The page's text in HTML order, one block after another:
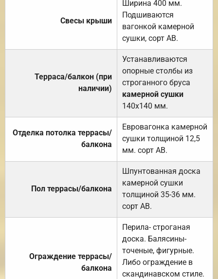
Свесы крыши
Ширина 400 мм.
Подшиваются
вагонкой камерной
сушки, сорт АВ.
Терраса/балкон (при
наличии)
Устанавливаются
опорные столбы из
строганного бруса
камерной сушки
140х140 мм.
Отделка потолка террасы/
балкона
Евровагонка камерной
сушки толщиной 12,5
мм. сорт АВ.
Пол террасы/балкона
Шпунтованная доска
камерной сушки
толщиной 35-36 мм.
сорт АВ.
Ограждение террасы/
балкона
Перила- строганая
доска. Балясины-
точеные, фигурные.
Либо ограждение в
скандинавском стиле.